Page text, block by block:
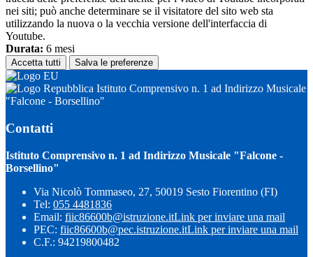
nei siti; può anche determinare se il visitatore del sito web sta
utilizzando la nuova o la vecchia versione dell'interfaccia di
Youtube.
Durata: 6 mesi
Accetta tutti Salva le preferenze
Istituto Comprensivo n. 1 ad Indirizzo Musicale
"Falcone - Borsellino"
Contatti
Istituto Comprensivo n. 1 ad Indirizzo Musicale "Falcone -
Borsellino"
Via Nicolò Tommaseo, 27, 50019 Sesto Fiorentino (FI)
Tel: 055 4481836
Email: fiic86600b@istruzione.itLink per inviare una mail
PEC: fiic86600b@pec.istruzione.itLink per inviare una mail
C.F.: 94219800482